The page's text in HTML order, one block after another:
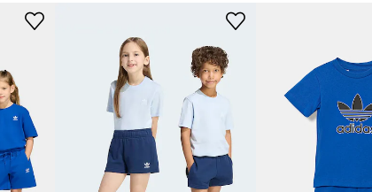
pamučnog pletiva
i kratkih hlača s ravnim nogavicama pruža udobnost
logotipom adidas Originals koji dodaje sportski stil
kopčanje na drukere kod izreza, što olakšava oblačenje
suelastičnom trakom i vezicama u struku